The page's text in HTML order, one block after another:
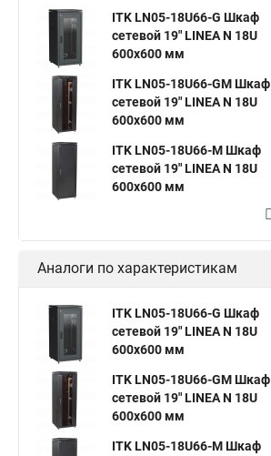
ITK LN05-18U66-G Шкаф
сетевой 19" LINEA N 18U
600х600 мм
ITK LN05-18U66-GM Шкаф
сетевой 19" LINEA N 18U
600х600 мм
ITK LN05-18U66-M Шкаф
сетевой 19" LINEA N 18U
600х600 мм
Аналоги по характеристикам
ITK LN05-18U66-G Шкаф
сетевой 19" LINEA N 18U
600х600 мм
ITK LN05-18U66-GM Шкаф
сетевой 19" LINEA N 18U
600х600 мм
ITK LN05-18U66-M Шкаф